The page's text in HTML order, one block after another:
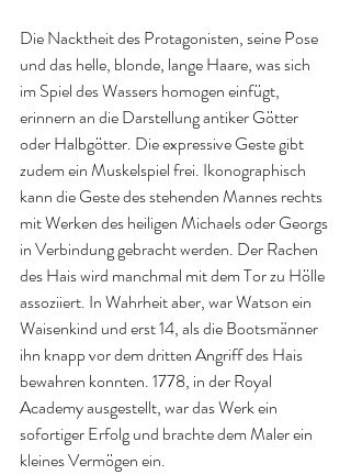
Die Nacktheit des Protagonisten, seine Pose
und das helle, blonde, lange Haare, was sich
im Spiel des Wassers homogen einfügt,
erinnern an die Darstellung antiker Götter
oder Halbgötter. Die expressive Geste gibt
zudem ein Muskelspiel frei. Ikonographisch
kann die Geste des stehenden Mannes rechts
mit Werken des heiligen Michaels oder Georgs
in Verbindung gebracht werden. Der Rachen
des Hais wird manchmal mit dem Tor zu Hölle
assoziiert. In Wahrheit aber, war Watson ein
Waisenkind und erst 14, als die Bootsmänner
ihn knapp vor dem dritten Angriff des Hais
bewahren konnten. 1778, in der Royal
Academy ausgestellt, war das Werk ein
sofortiger Erfolg und brachte dem Maler ein
kleines Vermögen ein.